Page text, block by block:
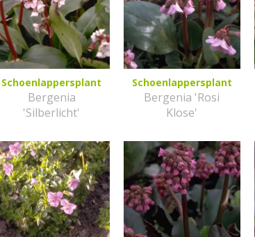
Schoenlappersplant
Bergenia
'Silberlicht'
Schoenlappersplant
Bergenia 'Rosi
Klose'